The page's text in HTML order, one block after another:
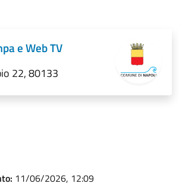
e Web TV
22, 80133
11/06/2026, 12:09